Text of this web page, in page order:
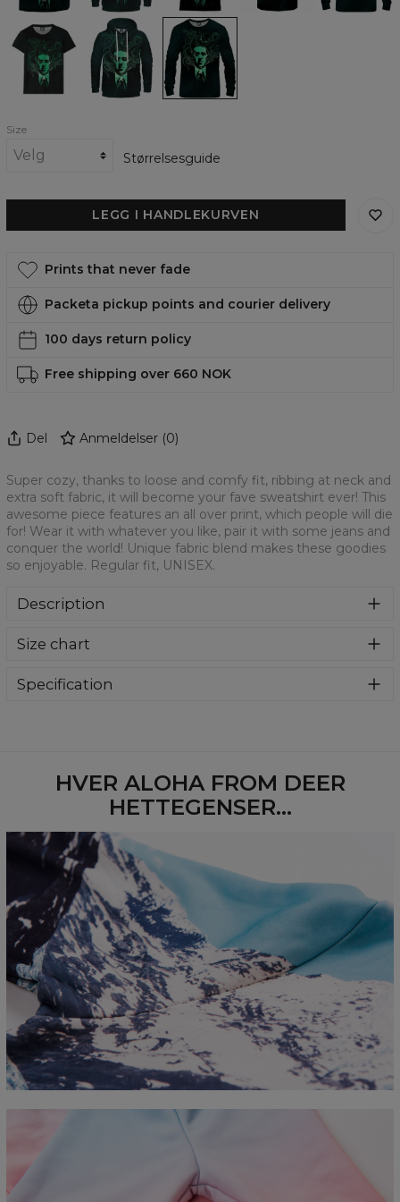
of
Cthulhu
womens
shirt
of
Cthulhu
womens
hoodie
Call
of
Cthulhu
womens
sweatshirt
Size
Størrelsesguide
LEGG I HANDLEKURVEN
Prints that never fade
Packeta pickup points and courier delivery
100 days return policy
Free shipping over 660 NOK
Del Anmeldelser (0)
Super cozy, thanks to loose and comfy fit, ribbing at neck and
extra soft fabric, it will become your fave sweatshirt ever! This
awesome piece features an all over print, which people will die
for! Wear it with whatever you like, pair it with some jeans and
conquer the world! Unique fabric blend makes these goodies
so enjoyable. Regular fit, UNISEX.
Description
bawełny i poliestru z wysokiej jakości nadrukiem z przodu i
długie rękawy. Trwałe, wzmocnione szwy są kolorowe, aby
Size chart
Measured flat
CM
XS S M L XL 2XL 3XL
4XL
A - Length
67 68 69 70 71 73 75
78
B - Chest width
50 56 58 60 63
66
C - Sleeve length
63 64 66 67 68 69
Specification
HVER ALOHA FROM DEER
HETTEGENSER...